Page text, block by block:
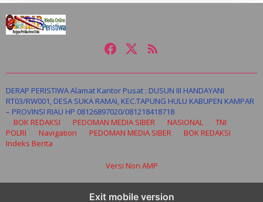
DERAP PERISTIWA Alamat Kantor Pusat : DUSUN III HANDAYANI
RT03/RW001, DESA SUKA RAMAI, KEC.TAPUNG HULU KABUPEN KAMPAR
– PROVINSI RIAU HP 08126897020/081218418718
BOK REDAKSI
PEDOMAN MEDIA SIBER NASIONAL
TNI
POLRI
Navigation PEDOMAN MEDIA SIBER
BOK REDAKSI
Indeks Berita
Versi Non AMP
Exit mobile version